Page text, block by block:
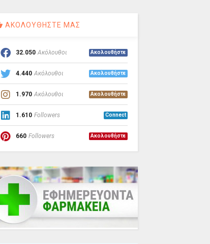
ΑΚΟΛΟΥΘΗΣΤΕ ΜΑΣ
32.050 Ακόλουθοι Ακολουθήστε
4.440 Ακόλουθοι Ακολουθήστε
1.970 Ακόλουθοι Ακολουθήστε
1.610 Followers Connect
660 Followers Ακολουθήστε